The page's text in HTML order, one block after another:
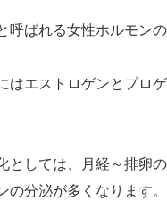
呼ばれる女性ホルモン
はエストロゲンとプロ
としては、月経～排卵
の分泌が多くなります